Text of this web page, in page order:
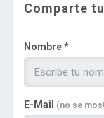
Comparte
Nombre *
E-Mail (no se